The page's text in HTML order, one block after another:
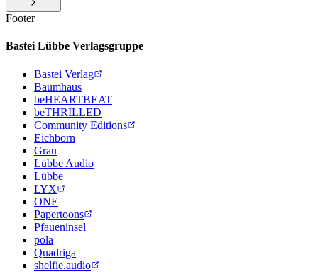
Footer
Bastei Lübbe Verlagsgruppe
Bastei Verlag
Baumhaus
beHEARTBEAT
beTHRILLED
Community Editions
Eichborn
Grau
Lübbe Audio
Lübbe
LYX
ONE
Papertoons
Pfaueninsel
pola
Quadriga
shelfie.audio